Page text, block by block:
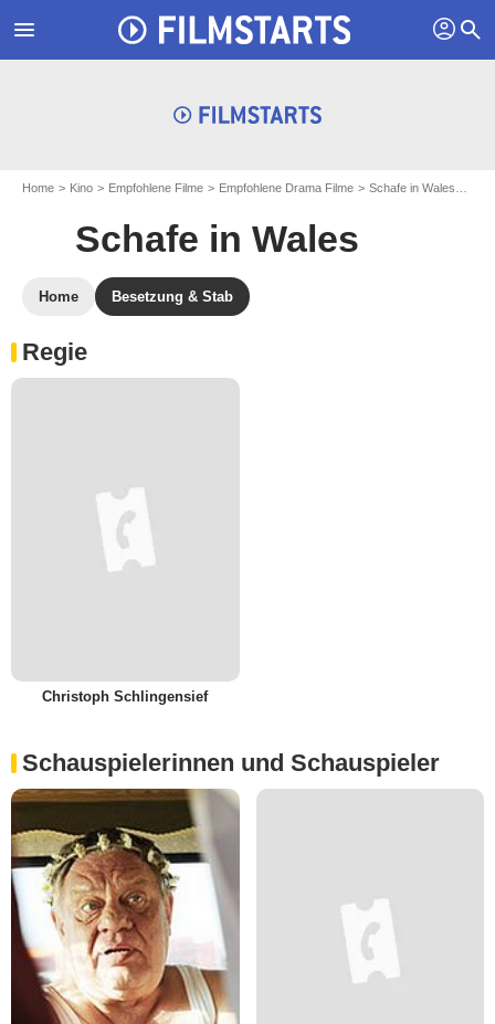
menu profil search
Home Kino Empfohlene Filme Empfohlene Drama Filme Schafe in Wales
Schafe in Wales
Home Besetzung & Stab
Regie
Christoph Schlingensief
Schauspielerinnen und Schauspieler